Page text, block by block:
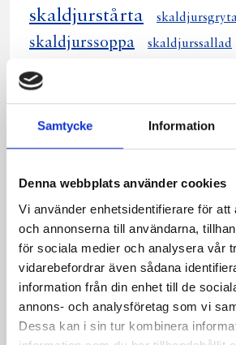
Samtycke Information
Denna webbplats använder cookies
Vi använder enhetsidentifierare för att
och annonserna till användarna,
för sociala medier och analysera vår
vidarebefordrar även sådana
information från din enhet till de
annons- och analysföretag som vi
Dessa kan i sin tur kombinera
skaldjurstårta
skaldjurssoppa skaldjurssallad
förätt skaldjur
skaldjurslasagne
skaldjurscocktail
kall
förrätt skaldjurfisk
förrätt med
krämig
skaldjurssoppa saffran
saffranssoppa skaldjur förrätt med
förrätt skaldjur paprika
skaldjurspaj med sparris